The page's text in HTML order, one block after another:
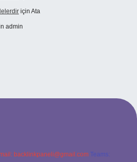
için Ata
admin
backlinkpaneli@gmail.com Teams: